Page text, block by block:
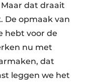
dat draait
De opmaak van
hebt voor de
nu met
dat
leggen we het